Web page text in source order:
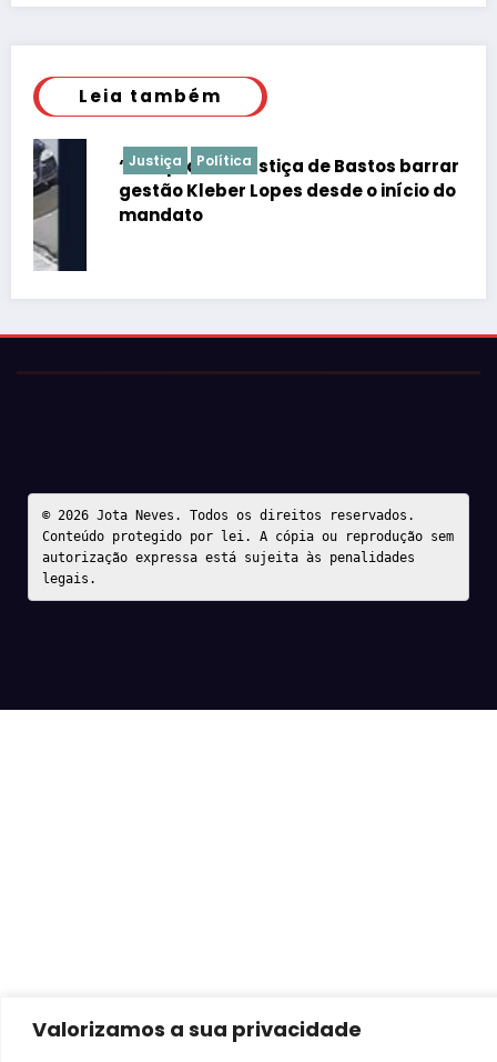
Valorizamos a sua privacidade
Leia também
Justiça Política
“É de praxe”: Justiça de Bastos barrar atos da
gestão Kleber Lopes desde o início do
mandato
© 2026 Jota Neves. Todos os direitos reservados.
Conteúdo protegido por lei. A cópia ou reprodução sem
autorização expressa está sujeita às penalidades
legais.